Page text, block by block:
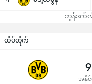
ဘွန်ဒက်လီဂ
ထိပ်တိုက်
9
အနိုင်